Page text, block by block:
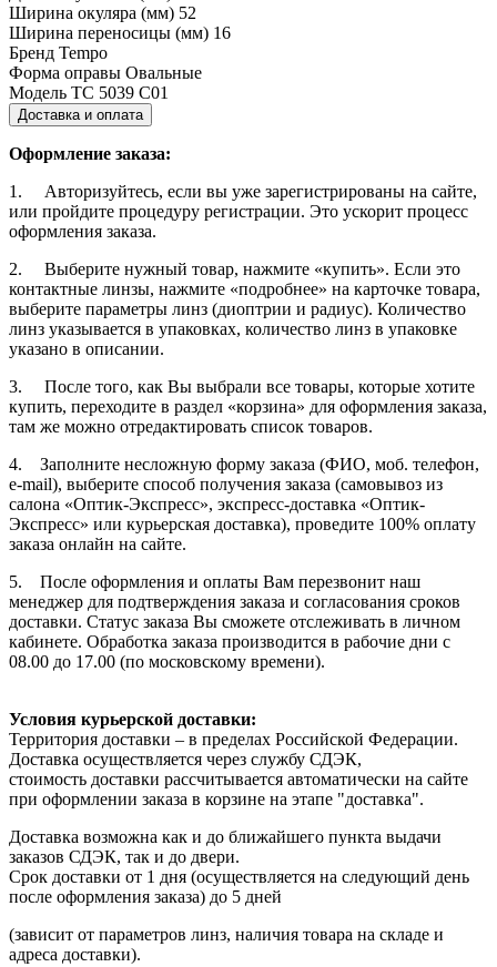
Ширина окуляра (мм) 52
Ширина переносицы (мм) 16
Бренд Tempo
Форма оправы Овальные
Модель TC 5039 C01
Доставка и оплата
Оформление заказа:
1. Авторизуйтесь, если вы уже зарегистрированы на сайте,
или пройдите процедуру регистрации. Это ускорит процесс
оформления заказа.
2. Выберите нужный товар, нажмите «купить». Если это
контактные линзы, нажмите «подробнее» на карточке товара,
выберите параметры линз (диоптрии и радиус). Количество
линз указывается в упаковках, количество линз в упаковке
указано в описании.
3. После того, как Вы выбрали все товары, которые хотите
купить, переходите в раздел «корзина» для оформления заказа,
там же можно отредактировать список товаров.
4. Заполните несложную форму заказа (ФИО, моб. телефон,
e-mail), выберите способ получения заказа (самовывоз из
салона «Оптик-Экспресс», экспресс-доставка «Оптик-
Экспресс» или курьерская доставка), проведите 100% оплату
заказа онлайн на сайте.
5. После оформления и оплаты Вам перезвонит наш
менеджер для подтверждения заказа и согласования сроков
доставки. Статус заказа Вы сможете отслеживать в личном
кабинете. Обработка заказа производится в рабочие дни с
08.00 до 17.00 (по московскому времени).
Условия курьерской доставки:
Территория доставки – в пределах Российской Федерации.
Доставка осуществляется через службу СДЭК,
стоимость доставки рассчитывается автоматически на сайте
при оформлении заказа в корзине на этапе "доставка".
Доставка возможна как и до ближайшего пункта выдачи
заказов СДЭК, так и до двери.
Срок доставки от 1 дня (осуществляется на следующий день
после оформления заказа) до 5 дней
(зависит от параметров линз, наличия товара на складе и
адреса доставки).